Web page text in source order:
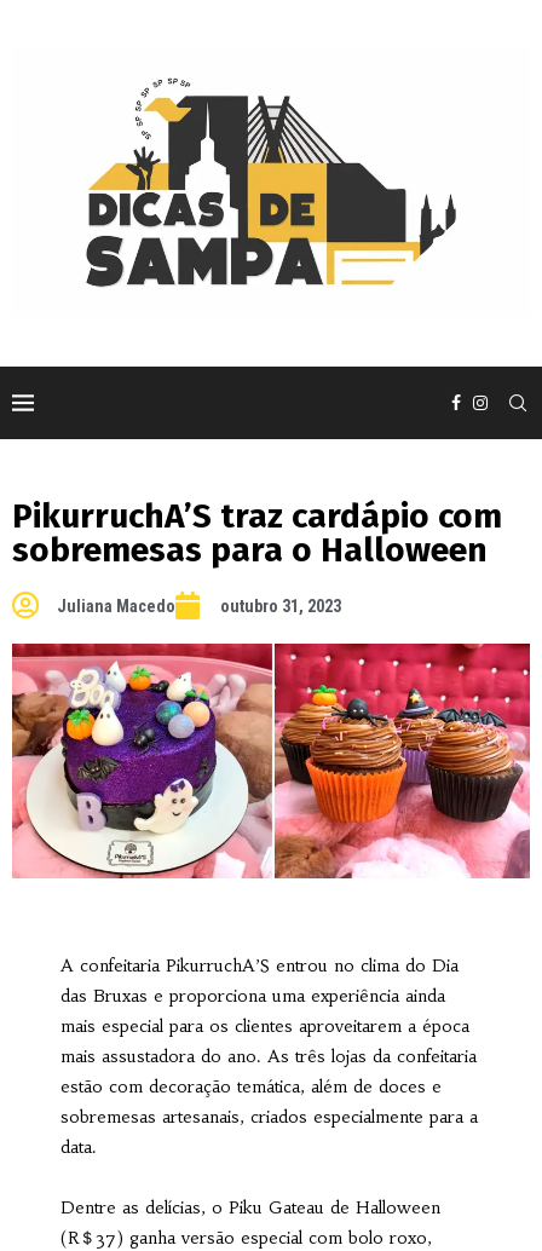
PikurruchA’S traz cardápio com
sobremesas para o Halloween
Juliana Macedo outubro 31, 2023
A confeitaria PikurruchA’S entrou no clima do Dia
das Bruxas e proporciona uma experiência ainda
mais especial para os clientes aproveitarem a época
mais assustadora do ano. As três lojas da confeitaria
estão com decoração temática, além de doces e
sobremesas artesanais, criados especialmente para a
data.
Dentre as delícias, o Piku Gateau de Halloween
(R＄37) ganha versão especial com bolo roxo,